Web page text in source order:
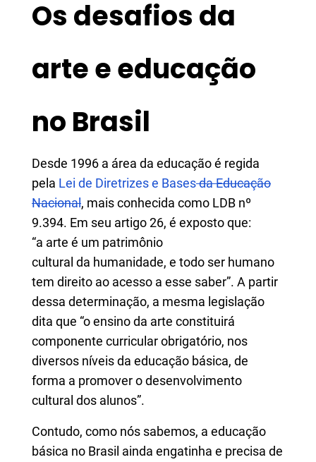
Os desafios da
arte e educação
no Brasil
Desde 1996 a área da educação é regida
pela Lei de Diretrizes e Basesda Educação
Nacional, mais conhecida como LDB nº
9.394. Em seu artigo 26, é exposto que:
“a arte é um patrimônio
cultural da humanidade, e todo ser humano
tem direito ao acesso a esse saber”. A partir
dessa determinação, a mesma legislação
dita que “o ensino da arte constituirá
componente curricular obrigatório, nos
diversos níveis da educação básica, de
forma a promover o desenvolvimento
cultural dos alunos”.
Contudo, como nós sabemos, a educação
básica no Brasil ainda engatinha e precisa de